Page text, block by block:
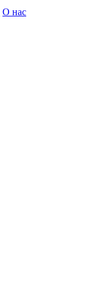
О нас